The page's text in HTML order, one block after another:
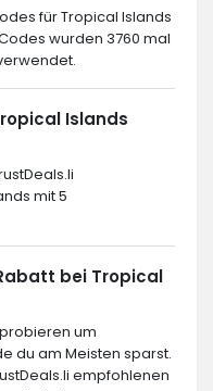
für Tropical Islands
wurden 3760 mal
Islands
mit 5
bei Tropical
um
du am Meisten sparst.
empfohlenen